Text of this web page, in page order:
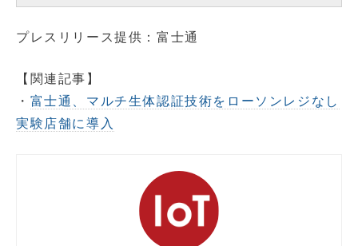
プレスリリース提供：富士通
【関連記事】
・ 富士通、マルチ生体認証技術をローソンレジなし
実験店舗に導入